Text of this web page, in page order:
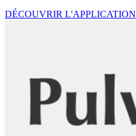
DÉCOUVRIR L'APPLICATION